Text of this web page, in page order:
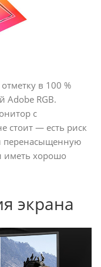
в 100 %
Adobe RGB.
с
стоит — есть риск
перенасыщенную
иметь хорошо
экрана